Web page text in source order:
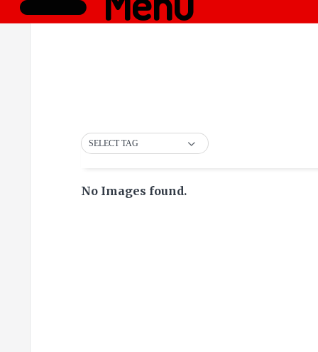
SELECT TAG
No Images found.